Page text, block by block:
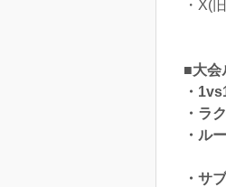
・X(
■大会
・
・ラ
・ル
・サ